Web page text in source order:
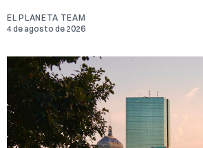
EL PLANETA TEAM
4 de agosto de 2026